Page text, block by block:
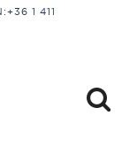
1 411